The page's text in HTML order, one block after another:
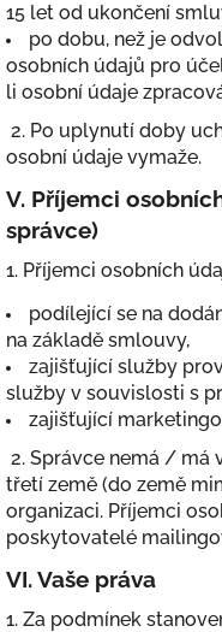
15 let od ukončení
po dobu, než je
osobních údajů pro
li osobní údaje
2. Po uplynutí doby
osobní údaje vymaže.
V. Příjemci
správce)
1. Příjemci osobních
podílející se na
na základě smlouvy,
zajišťující služby
služby v souvislosti s
zajišťující
2. Správce nemá / má
třetí země (do země
organizaci. Příjemci
poskytovatelé
VI.Vaše práva
1. Za podmínek